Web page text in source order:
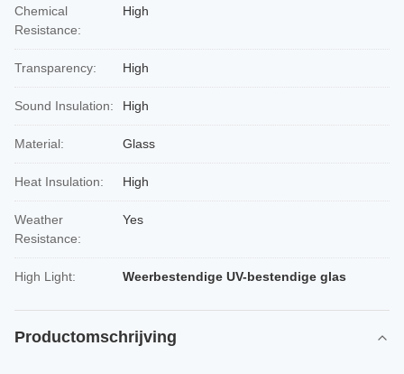
Chemical
Resistance:
High
Transparency: High
Sound Insulation: High
Material: Glass
Heat Insulation: High
Weather
Resistance:
Yes
High Light: Weerbestendige UV-bestendige glas
Productomschrijving